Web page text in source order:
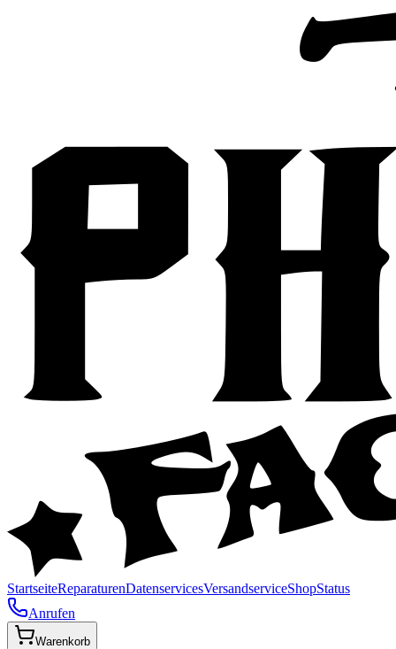
StartseiteReparaturenDatenservicesVersandserviceShopStatus
Anrufen
Warenkorb